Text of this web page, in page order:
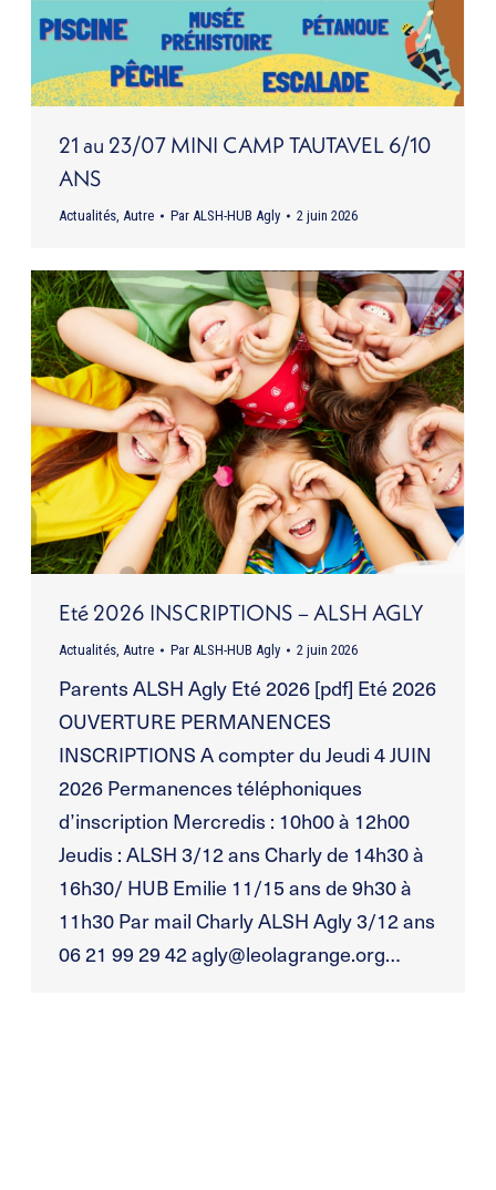
21 au 23/07 MINI CAMP TAUTAVEL 6/10
ANS
Actualités, Autre Par ALSH-HUB Agly 2 juin 2026
Eté 2026 INSCRIPTIONS – ALSH AGLY
Actualités, Autre Par ALSH-HUB Agly 2 juin 2026
Parents ALSH Agly Eté 2026 [pdf] Eté 2026
OUVERTURE PERMANENCES
INSCRIPTIONS A compter du Jeudi 4 JUIN
2026 Permanences téléphoniques
d’inscription Mercredis : 10h00 à 12h00
Jeudis : ALSH 3/12 ans Charly de 14h30 à
16h30/ HUB Emilie 11/15 ans de 9h30 à
11h30 Par mail Charly ALSH Agly 3/12 ans
06 21 99 29 42 agly@leolagrange.org…